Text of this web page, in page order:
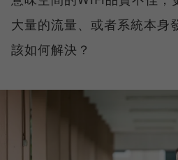
大量的流量、或者系統本身
該如何解決？